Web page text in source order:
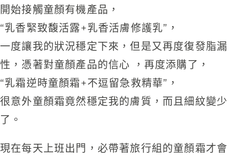
開始接觸童顏有機產品，
“乳香緊致馥活露+乳香活膚修護乳”，
一度讓我的狀況穩定下來，但是又再度復發脂漏
性，憑著對童顏產品的信心 ，再度添購了，
“乳霜逆時童顏霜+不逗留急救精華”，
很意外童顏霜竟然穩定我的膚質，而且細紋變少
了。
現在每天上班出門，必帶著旅行組的童顏霜才會